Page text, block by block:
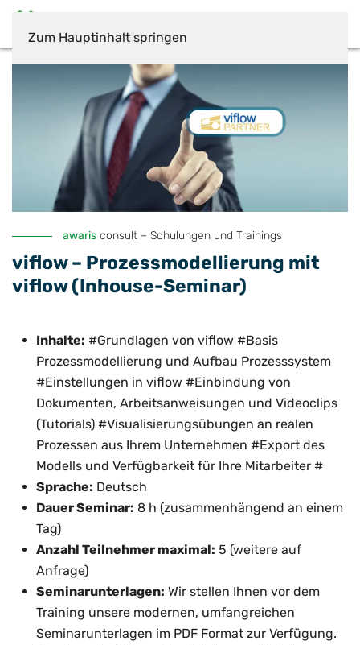
Zum Hauptinhalt springen
awaris consult – Schulungen und Trainings
viflow – Prozessmodellierung mit
viflow (Inhouse-Seminar)
Inhalte: #Grundlagen von viflow #Basis
Prozessmodellierung und Aufbau Prozesssystem
#Einstellungen in viflow #Einbindung von
Dokumenten, Arbeitsanweisungen und Videoclips
(Tutorials) #Visualisierungsübungen an realen
Prozessen aus Ihrem Unternehmen #Export des
Modells und Verfügbarkeit für Ihre Mitarbeiter #
Sprache: Deutsch
Dauer Seminar: 8 h (zusammenhängend an einem
Tag)
Anzahl Teilnehmer maximal: 5 (weitere auf
Anfrage)
Seminarunterlagen: Wir stellen Ihnen vor dem
Training unsere modernen, umfangreichen
Seminarunterlagen im PDF Format zur Verfügung.